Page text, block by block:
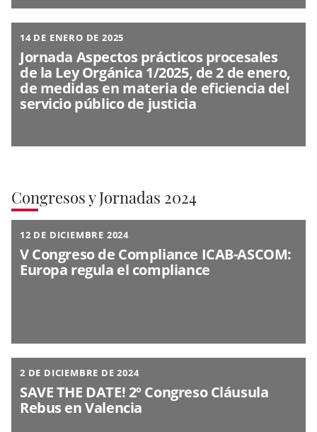
14 DE ENERO DE 2025
Jornada Aspectos prácticos procesales
de la Ley Orgánica 1/2025, de 2 de enero,
de medidas en materia de eficiencia del
servicio público de justicia
Congresos y Jornadas 2024
12 DE DICIEMBRE 2024
V Congreso de Compliance ICAB-ASCOM:
Europa regula el compliance
2 DE DICIEMBRE DE 2024
SAVE THE DATE! 2º Congreso Cláusula
Rebus en Valencia